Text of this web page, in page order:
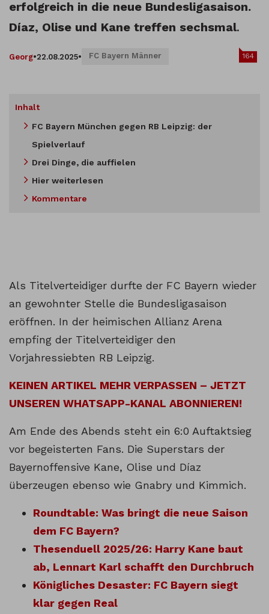
erfolgreich in die neue Bundesligasaison.
Díaz, Olise und Kane treffen sechsmal.
Georg•22.08.2025• FC Bayern Männer 164
Inhalt
FC Bayern München gegen RB Leipzig: der
Spielverlauf
Drei Dinge, die auffielen
Hier weiterlesen
Kommentare
Als Titelverteidiger durfte der FC Bayern wieder
an gewohnter Stelle die Bundesligasaison
eröffnen. In der heimischen Allianz Arena
empfing der Titelverteidiger den
Vorjahressiebten RB Leipzig.
KEINEN ARTIKEL MEHR VERPASSEN – JETZT
UNSEREN WHATSAPP-KANAL ABONNIEREN!
Am Ende des Abends steht ein 6:0 Auftaktsieg
vor begeisterten Fans. Die Superstars der
Bayernoffensive Kane, Olise und Díaz
überzeugen ebenso wie Gnabry und Kimmich.
Roundtable: Was bringt die neue Saison
dem FC Bayern?
Thesenduell 2025/26: Harry Kane baut
ab, Lennart Karl schafft den Durchbruch
Königliches Desaster: FC Bayern siegt
klar gegen Real